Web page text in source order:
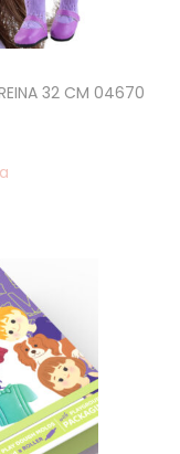
32 CM 04670